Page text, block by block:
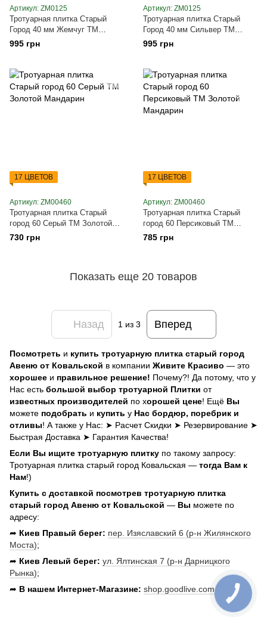
Артикул: ZM0125
Тротуарная плитка Старый
Город 40 мм Жемчуг ТМ
Золотой Мандарин
995 грн
Артикул: ZM0125
Тротуарная плитка Старый
Город 40 мм Сильвер ТМ
Золотой Мандарин
995 грн
17 ЦВЕТОВ
Артикул: ZM00460
Тротуарная плитка Старый
город 60 Серый ТМ Золотой
Мандарин
730 грн
17 ЦВЕТОВ
Артикул: ZM00460
Тротуарная плитка Старый
город 60 Персиковый ТМ
Золотой Мандарин
785 грн
Показать еще 20 товаров
Назад 1 из 3 Вперед
Посмотреть и купить тротуарную плитка старый город
Авеню от Ковальской в компании Живите Красиво — это
хорошее и правильное решение! Почему?! Да потому, что у
Нас есть большой выбор тротуарной Плитки от
известных производителей по хорошей цене! Ещё Вы
можете подобрать и купить у Нас бордюр, поребрик и
отливы! А также у Нас: ➤ Расчет Скидки ➤ Резервирование ➤
Быстрая Доставка ➤ Гарантия Качества!
Если Вы ищите тротуарную плитку по такому запросу:
Тротуарная плитка старый город Ковальская — тогда Вам к
Нам!)
Купить с доставкой посмотрев тротуарную плитка
старый город Авеню от Ковальской — Вы можете по
адресу:
➦ Киев Правый берег: пер. Изяславский 6 (р-н Жилянского
Моста);
➦ Киев Левый берег: ул. Ялтинская 7 (р-н Дарницкого
Рынка);
➦ В нашем Интернет-Магазине: shop.goodlive.com.ua